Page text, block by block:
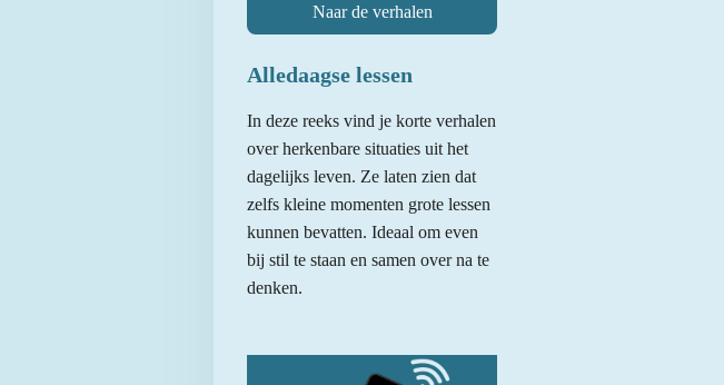
Naar de verhalen
Alledaagse lessen
In deze reeks vind je korte verhalen
over herkenbare situaties uit het
dagelijks leven. Ze laten zien dat
zelfs kleine momenten grote lessen
kunnen bevatten. Ideaal om even
bij stil te staan en samen over na te
denken.